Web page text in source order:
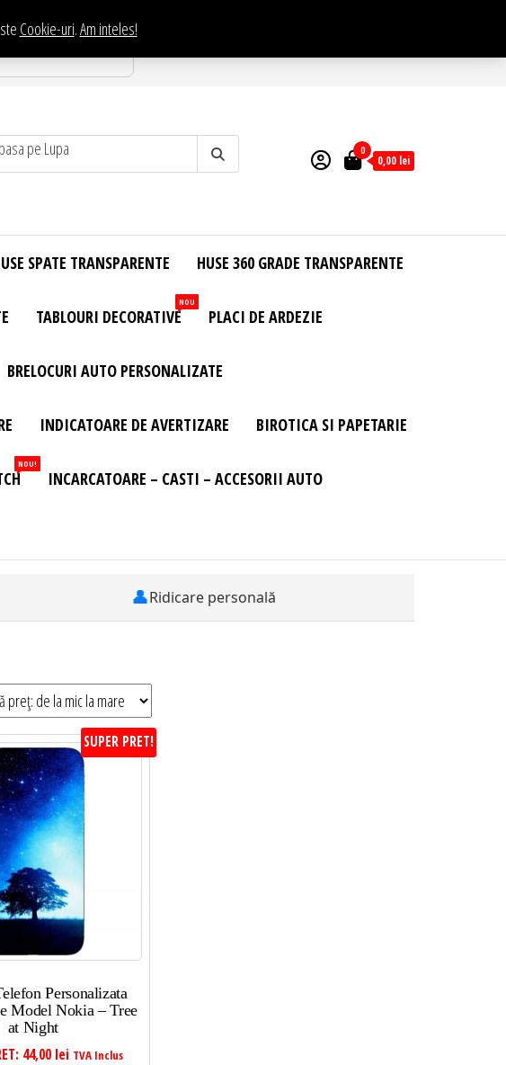
Cookie-uri.Am inteles!
pe Lupa 0
0,00 lei
SPATE TRANSPARENTE HUSE 360 GRADE TRANSPARENTE
TABLOURI DECORATIVE
NOU
PLACI DE ARDEZIE
BRELOCURI AUTO PERSONALIZATE
INDICATOARE DE AVERTIZARE BIROTICA SI PAPETARIE
NOU!
INCARCATOARE – CASTI – ACCESORII AUTO
👤Ridicare personală
SUPER PRET!
Personalizata
Model Nokia – Tree
at Night
44,00 lei TVA Inclus